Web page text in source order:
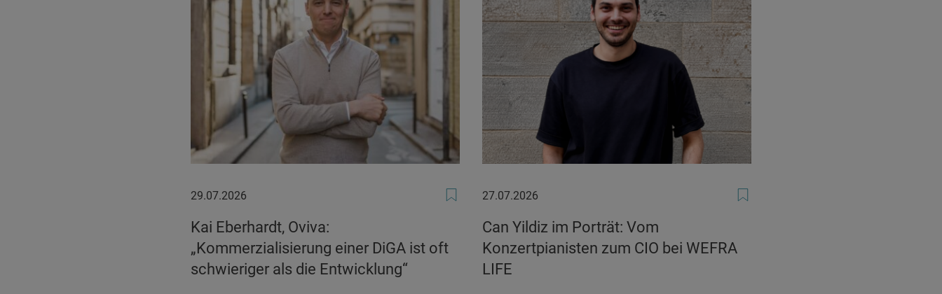
29.07.2026
29.07.2026
Kai Eberhardt, Oviva:
„Kommerzialisierung einer DiGA ist oft
schwieriger als die Entwicklung“
27.07.2026
27.07.2026
Can Yildiz im Porträt: Vom
Konzertpianisten zum CIO bei WEFRA
LIFE